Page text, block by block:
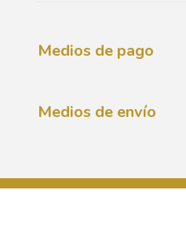
Medios de pago
Medios de envío